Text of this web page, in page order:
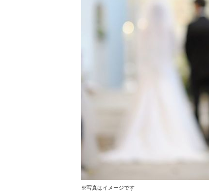
※写真はイメージです